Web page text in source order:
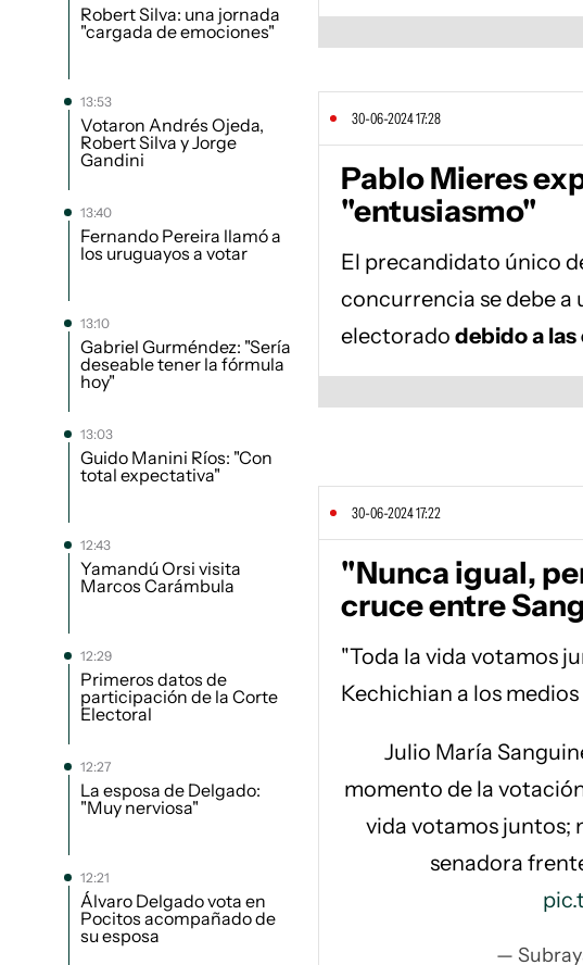
Robert Silva: una jornada
"cargada de emociones"
13:53
Votaron Andrés Ojeda,
Robert Silva y Jorge
Gandini
13:40
Fernando Pereira llamó a
los uruguayos a votar
13:10
Gabriel Gurméndez: "Sería
deseable tener la fórmula
hoy"
13:03
Guido Manini Ríos: "Con
total expectativa"
12:43
Yamandú Orsi visita
Marcos Carámbula
12:29
Primeros datos de
participación de la Corte
Electoral
12:27
La esposa de Delgado:
"Muy nerviosa"
12:21
Álvaro Delgado vota en
Pocitos acompañado de
su esposa
30-06-2024 17:28
Pablo Mieres
"entusiasmo"
El precandidato único
concurrencia se debe a
electorado debido a
30-06-2024 17:22
"Nunca igual,
cruce entre
"Toda la vida votamos
Kechichian a los
Julio María
momento de la
vida votamos juntos;
senadora
—